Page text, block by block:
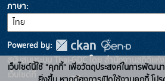
ภาษา
Powered by:
สนับสนุนระบบ Thai-GDC โดย สำนักงานสถิติแห่
เว็บไซต์ที่
เว็บไซต์นี้ใช้ "คุกกี้" เพื่อวัตถุประสงค์ในการพัฒน